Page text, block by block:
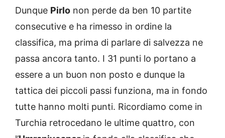
Dunque Pirlo non perde da ben 10 partite
consecutive e ha rimesso in ordine la
classifica, ma prima di parlare di salvezza ne
passa ancora tanto. I 31 punti lo portano a
essere a un buon non posto e dunque la
tattica dei piccoli passi funziona, ma in fondo
tutte hanno molti punti. Ricordiamo come in
Turchia retrocedano le ultime quattro, con